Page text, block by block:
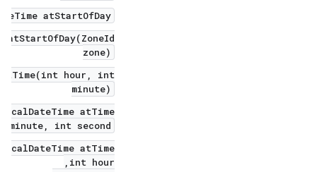
atStartOfDay()
atStartOfDay(ZoneId
zone)
atTime(int hour, int
minute)
atTime(
int second)
atTime(
int hour,